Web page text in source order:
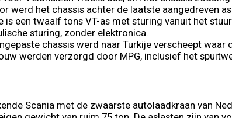
werd het chassis achter de laatste aangedreven
is een twaalf tons VT-as met sturing vanuit het
sturing, zonder elektronica.
chassis werd naar Turkije verscheept waar
werden verzorgd door MPG, inclusief het
Scania met de zwaarste autolaadkraan van